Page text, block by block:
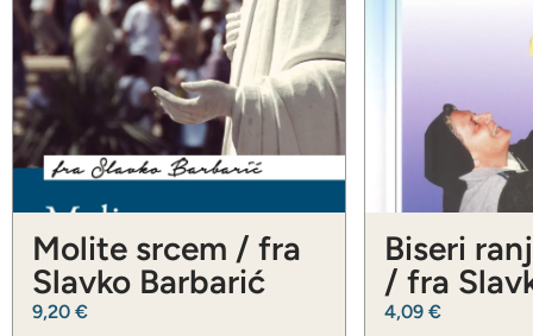
Molite srcem / fra
Slavko Barbarić
9,20 €
Biseri
/ fra
Barbarić
4,09 €